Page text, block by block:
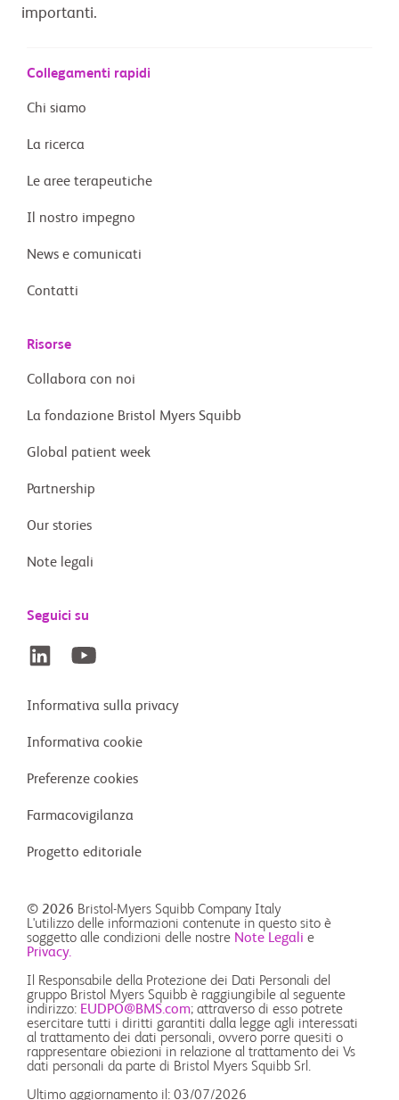
importanti.
Collegamenti rapidi
Chi siamo
La ricerca
Le aree terapeutiche
Il nostro impegno
News e comunicati
Contatti
Risorse
Collabora con noi
La fondazione Bristol Myers Squibb
Global patient week
Partnership
Our stories
Note legali
Seguici su
Informativa sulla privacy
Informativa cookie
Preferenze cookies
Farmacovigilanza
Progetto editoriale
© 2026 Bristol-Myers Squibb Company Italy
L'utilizzo delle informazioni contenute in questo sito è
soggetto alle condizioni delle nostre Note Legali e
Privacy.
Il Responsabile della Protezione dei Dati Personali del
gruppo Bristol Myers Squibb è raggiungibile al seguente
indirizzo: EUDPO@BMS.com; attraverso di esso potrete
esercitare tutti i diritti garantiti dalla legge agli interessati
al trattamento dei dati personali, ovvero porre quesiti o
rappresentare obiezioni in relazione al trattamento dei Vs
dati personali da parte di Bristol Myers Squibb Srl.
Ultimo aggiornamento il: 03/07/2026